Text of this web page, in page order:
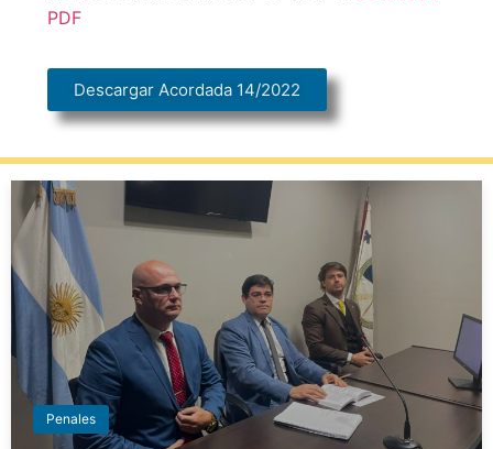
PDF
Descargar Acordada 14/2022
Penales